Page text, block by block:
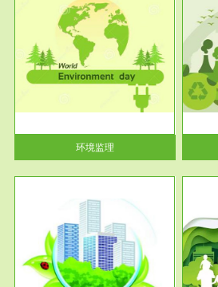
环境监理
服务范围
VOCs在线监测
根据《重点区域大气污染防
治“十二五”规划》有机废气净化
率达...
服务范围
政府/园区级VOCs综合管控服务